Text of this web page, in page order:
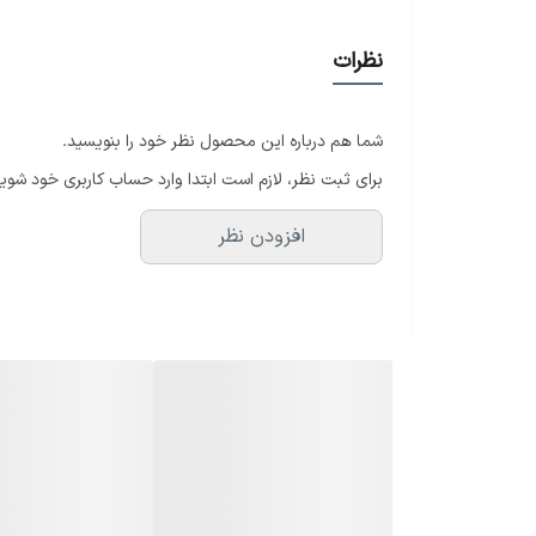
با‌کیفبت خیلی بهتر
بدون اسپیکر
نظرات
شما هم درباره این محصول نظر خود را بنویسید.
برای ثبت نظر، لازم است ابتدا وارد حساب کاربری خود
افزودن نظر